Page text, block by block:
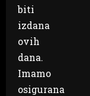
biti
izdana
ovih
dana.
Imamo
osigurana